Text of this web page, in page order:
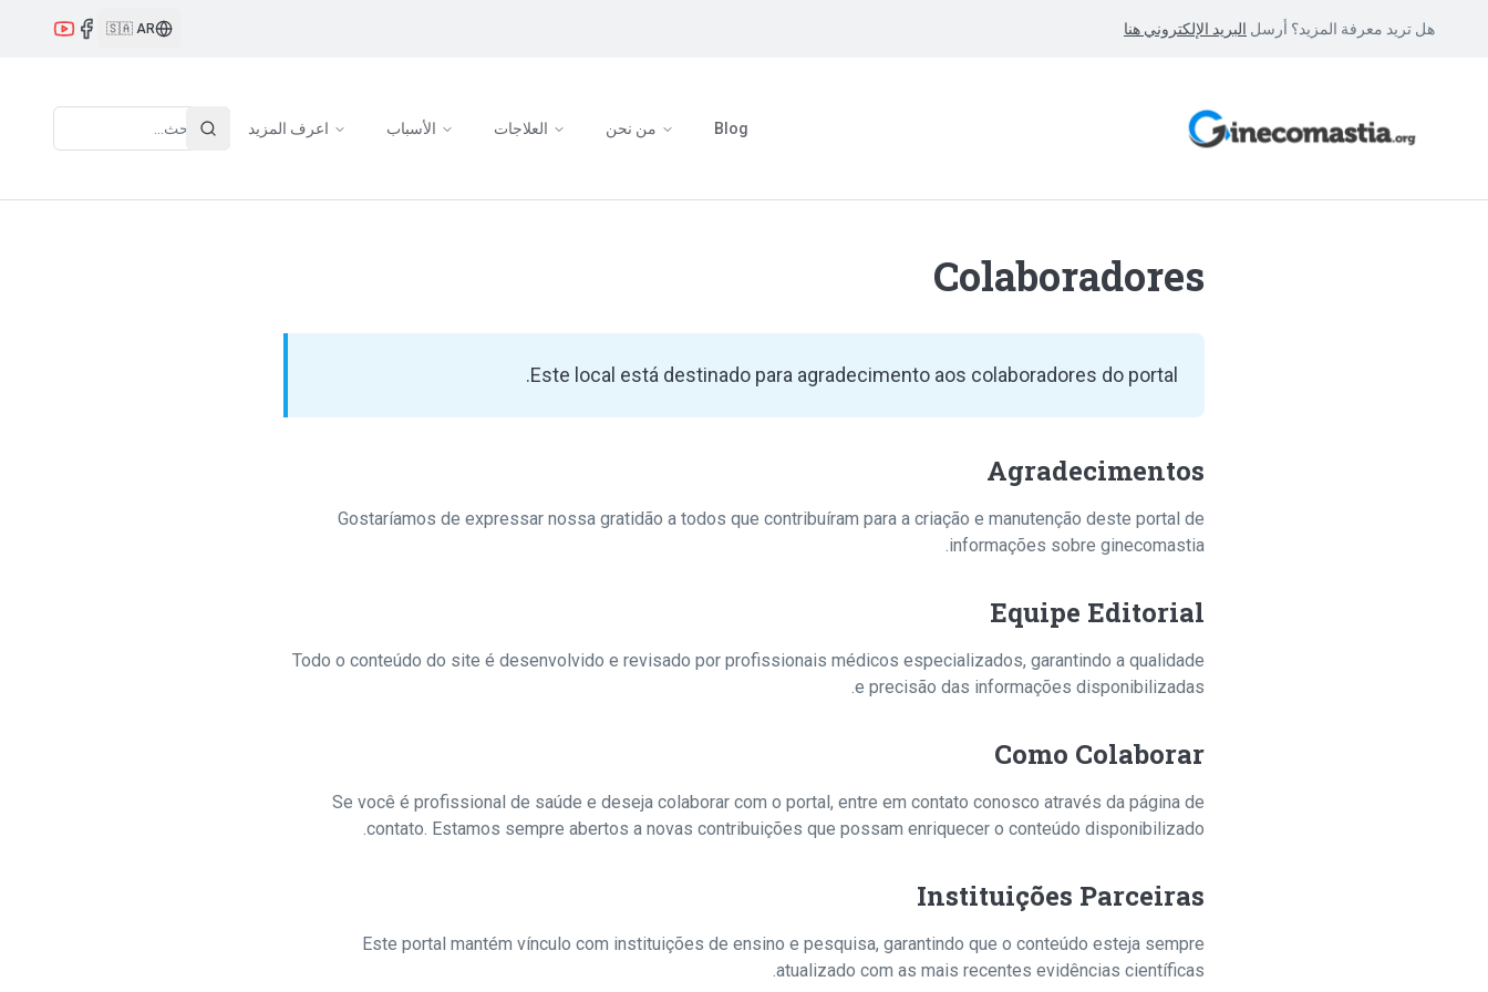
هل تريد معرفة المزيد؟ أرسل البريد الإلكتروني هنا 🇸🇦 AR
اعرف المزيد الأسباب العلاجات من نحن Blog
Colaboradores
Este local está destinado para agradecimento aos colaboradores do portal.
Agradecimentos
Gostaríamos de expressar nossa gratidão a todos que contribuíram para a criação e manutenção deste portal de
informações sobre ginecomastia.
Equipe Editorial
Todo o conteúdo do site é desenvolvido e revisado por profissionais médicos especializados, garantindo a qualidade
e precisão das informações disponibilizadas.
Como Colaborar
Se você é profissional de saúde e deseja colaborar com o portal, entre em contato conosco através da página de
contato. Estamos sempre abertos a novas contribuições que possam enriquecer o conteúdo disponibilizado.
Instituições Parceiras
Este portal mantém vínculo com instituições de ensino e pesquisa, garantindo que o conteúdo esteja sempre
atualizado com as mais recentes evidências científicas.